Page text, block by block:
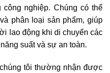
công nghiệp. Chúng có thể
phân loại sản phẩm, giúp
lao động khi di chuyển các
suất và sự an toàn.
tôi thường nhận được